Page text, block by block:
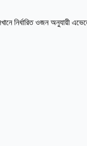
নির্ধারিত ওজন অনুযায়ী